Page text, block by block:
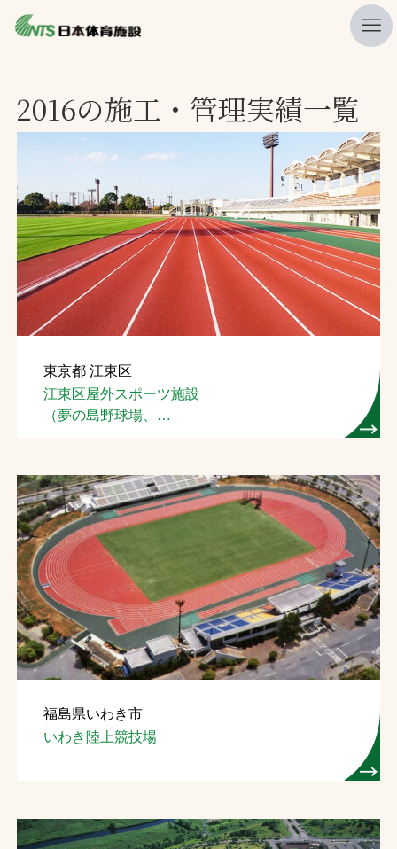
ニュース
プレスリリース
レポート
製品・サービス一覧
施工・管理実績一覧
会社概要
採用情報
お取引先の皆様へ
プライバシーポリシー
ソーシャルメディアポリシー
文字の見えづらさや操作にお困りの方へ
2016の施工・管理実績一覧
東京都 江東区
江東区屋外スポーツ施設
（夢の島野球場、
福島県いわき市
いわき陸上競技場